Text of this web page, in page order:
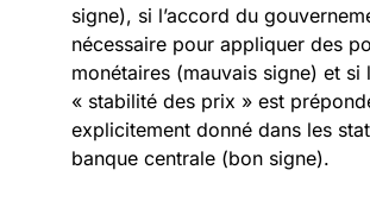
signe), si l’accord du
nécessaire pour appliquer des
monétaires (mauvais signe) et si
« stabilité des prix » est
explicitement donné dans les
banque centrale (bon signe).